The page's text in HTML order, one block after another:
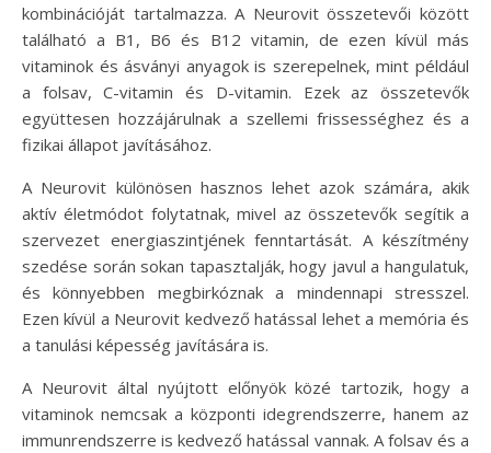
kombinációját tartalmazza. A Neurovit összetevői között
található a B1, B6 és B12 vitamin, de ezen kívül más
vitaminok és ásványi anyagok is szerepelnek, mint például
a folsav, C-vitamin és D-vitamin. Ezek az összetevők
együttesen hozzájárulnak a szellemi frissességhez és a
fizikai állapot javításához.
A Neurovit különösen hasznos lehet azok számára, akik
aktív életmódot folytatnak, mivel az összetevők segítik a
szervezet energiaszintjének fenntartását. A készítmény
szedése során sokan tapasztalják, hogy javul a hangulatuk,
és könnyebben megbirkóznak a mindennapi stresszel.
Ezen kívül a Neurovit kedvező hatással lehet a memória és
a tanulási képesség javítására is.
A Neurovit által nyújtott előnyök közé tartozik, hogy a
vitaminok nemcsak a központi idegrendszerre, hanem az
immunrendszerre is kedvező hatással vannak. A folsav és a